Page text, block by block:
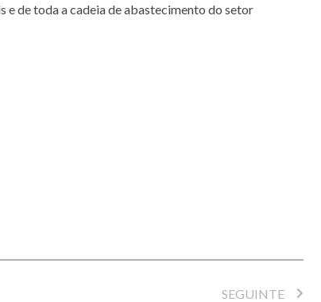
de toda a cadeia de abastecimento do setor
SEGUINTE